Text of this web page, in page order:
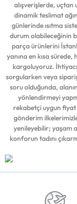
alışverişlerde, uçtan
dinamik teslimat
günlerinde ısıtma
durum olabileceğinin
parça ürünlerini
yanına en kısa
kargoluyoruz.
sorgularken veya
soru olduğunda,
yönlendirmeyi
rekabetçi uygun fiyat
gönderim
yenileyebilir; yaşam
konforun tadını